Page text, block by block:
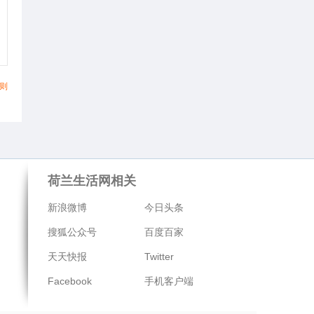
荷兰生活网相关
新浪微博 今日头条
搜狐公众号 百度百家
天天快报 Twitter
Facebook 手机客户端